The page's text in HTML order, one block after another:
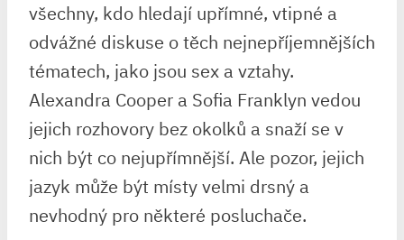
všechny, kdo hledají upřímné, vtipné a
odvážné diskuse o těch nejnepříjemnějších
tématech, jako jsou sex a vztahy.
Alexandra Cooper a Sofia Franklyn vedou
jejich rozhovory bez okolků a snaží se v
nich být co nejupřímnější. Ale pozor, jejich
jazyk může být místy velmi drsný a
nevhodný pro některé posluchače.